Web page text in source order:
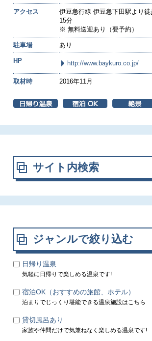
アクセス
伊豆急行線 伊豆急下田駅より徒
15分
※ 無料送迎あり（要予約）
駐車場 あり
HP http://www.baykuro.co.jp/
取材時 2016年11月
サイト内検索
ジャンルで絞り込む
日帰り温泉
気軽に日帰りで楽しめる温泉です!
宿泊OK（おすすめの旅館、ホテル）
泊まりでじっくり堪能できる温泉施設はこちら
貸切風呂あり
家族や仲間だけで気兼ねなく楽しめる温泉です!